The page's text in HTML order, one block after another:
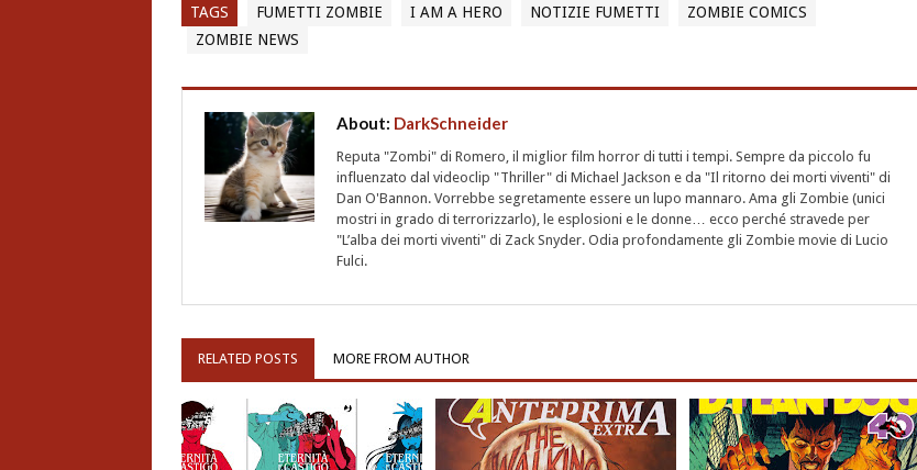
TAGS FUMETTI ZOMBIE I AM A HERO NOTIZIE FUMETTI
ZOMBIE COMICS
ZOMBIE NEWS
About: DarkSchneider
Reputa "Zombi" di Romero, il miglior film horror di tutti i tempi. Sempre da piccolo fu
influenzato dal videoclip "Thriller" di Michael Jackson e da "Il ritorno dei morti viventi" di
Dan O'Bannon. Vorrebbe segretamente essere un lupo mannaro. Ama gli Zombie (unici
mostri in grado di terrorizzarlo), le esplosioni e le donne… ecco perché stravede per
"L’alba dei morti viventi" di Zack Snyder. Odia profondamente gli Zombie movie di Lucio
Fulci.
RELATED POSTS MORE FROM AUTHOR